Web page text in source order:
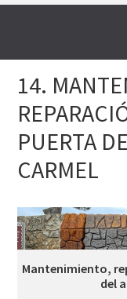
14 Mantenimiento
14.
PUERTA
CARMEL
Mantenimiento,
del